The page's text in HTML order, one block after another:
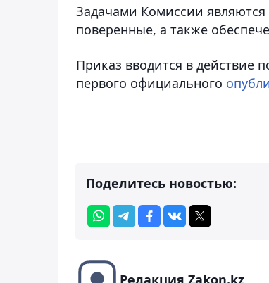
Задачами Комиссии являются
поверенные, а также
Приказ вводится в действие
первого официального
Поделитесь новостью:
Редакция Zakon.kz